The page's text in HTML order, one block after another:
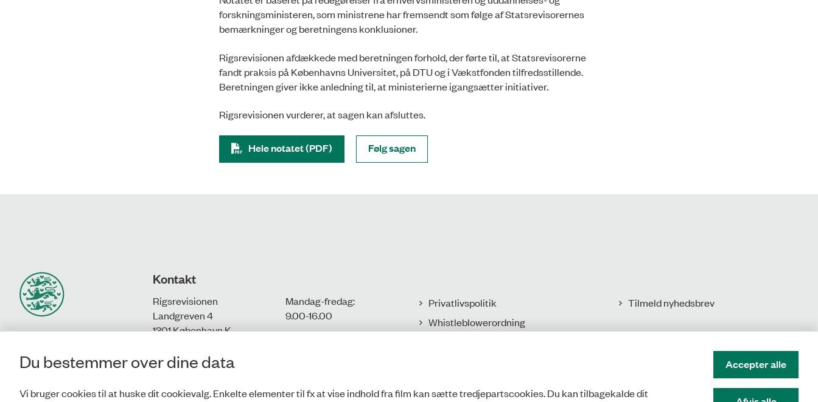
forskningsministeren, som ministrene har fremsendt som følge af Statsrevisorernes
bemærkninger og beretningens konklusioner.
Rigsrevisionen afdækkede med beretningen forhold, der førte til, at Statsrevisorerne
fandt praksis på Københavns Universitet, på DTU og i Vækstfonden tilfredsstillende.
Beretningen giver ikke anledning til, at ministerierne igangsætter initiativer.
Rigsrevisionen vurderer, at sagen kan afsluttes.
Hele notatet (PDF) Følg sagen
Kontakt
Rigsrevisionen
Landgreven 4
1301 København K
T: 33 92 84 00
Mandag-fredag:
9.00-16.00​
Privatlivspolitik
Whistleblowerordning
Tilmeld nyhedsbrev
Du bestemmer over dine data
Vi bruger cookies til at huske dit cookievalg. Enkelte elementer til fx at vise indhold fra film kan sætte tredjepartscookies. Du kan tilbagekalde dit
Accepter alle